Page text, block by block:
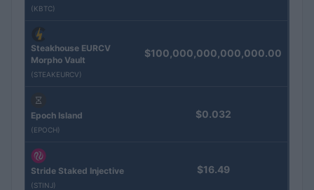
(KBTC)
Steakhouse EURCV
Morpho Vault
(STEAKEURCV)
$100,000,000,000,000.00
Epoch Island
(EPOCH)
$0.032
Stride Staked Injective
(STINJ)
$16.49